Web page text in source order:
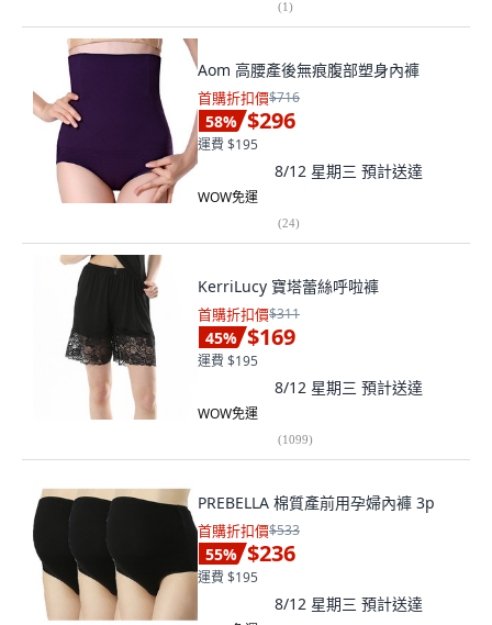
(1)
Aom 高腰產後無痕腹部塑身內褲
首購折扣價$716
58% $296
運費 $195
8/12 星期三 預計送達
WOW免運
(24)
KerriLucy 寶塔蕾絲呼啦褲
首購折扣價$311
45% $169
運費 $195
8/12 星期三 預計送達
WOW免運
(1099)
PREBELLA 棉質產前用孕婦內褲 3p
首購折扣價$533
55% $236
運費 $195
8/12 星期三 預計送達